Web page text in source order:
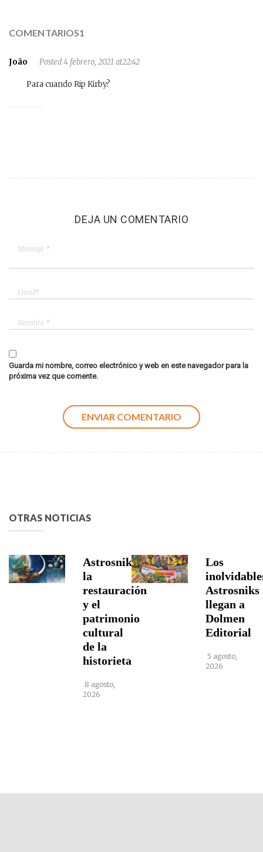
COMENTARIOS1
João Posted 4 febrero, 2021 at22:42
Para cuando Rip Kirby?
DEJA UN COMENTARIO
Guarda mi nombre, correo electrónico y web en este navegador para la
próxima vez que comente.
OTRAS NOTICIAS
Astrosniks,
la
restauración
y el
patrimonio
cultural
de la
historieta
8 agosto,
2026
Los
Astrosniks
llegan a
Dolmen
Editorial
5 agosto,
2026